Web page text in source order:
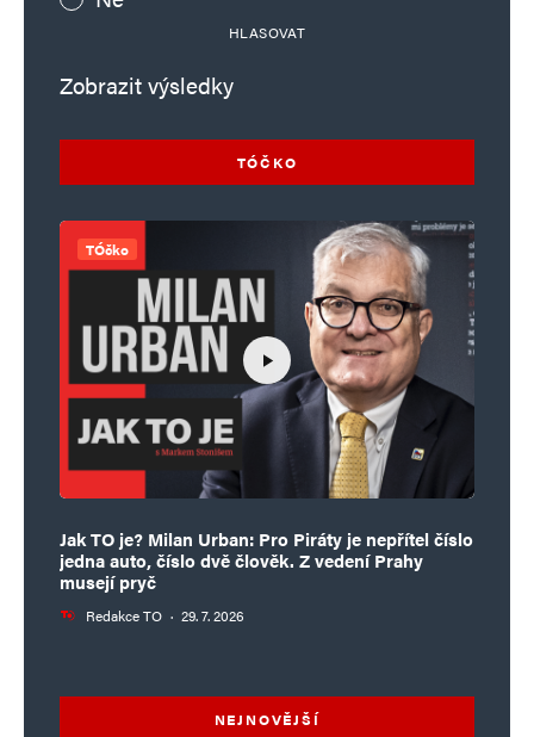
HLASOVAT
Zobrazit výsledky
TÓČKO
TÓčko
Jak TO je? Milan Urban: Pro Piráty je nepřítel číslo
jedna auto, číslo dvě člověk. Z vedení Prahy
musejí pryč
Redakce TO · 29. 7. 2026
NEJNOVĚJŠÍ